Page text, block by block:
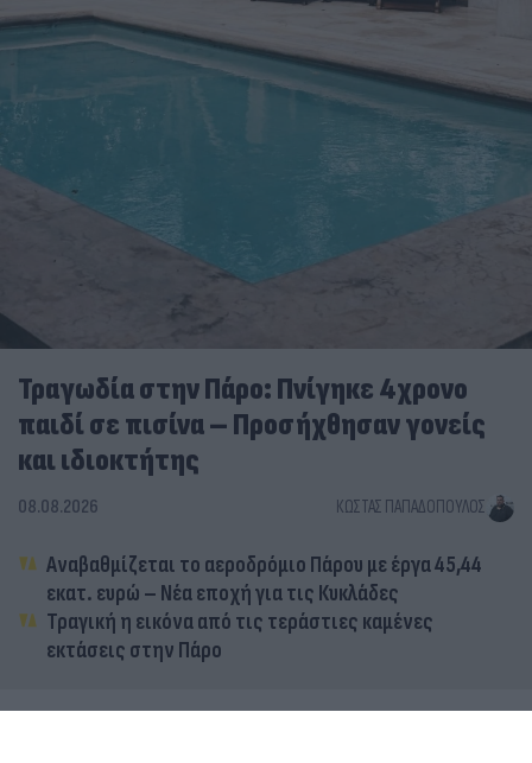
Τραγωδία στην Πάρο: Πνίγηκε 4χρονο
παιδί σε πισίνα – Προσήχθησαν γονείς
και ιδιοκτήτης
08.08.2026 ΚΏΣΤΑΣ ΠΑΠΑΔΌΠΟΥΛΟΣ
Αναβαθμίζεται το αεροδρόμιο Πάρου με έργα 45,44
εκατ. ευρώ – Νέα εποχή για τις Κυκλάδες
Τραγική η εικόνα από τις τεράστιες καμένες
εκτάσεις στην Πάρο